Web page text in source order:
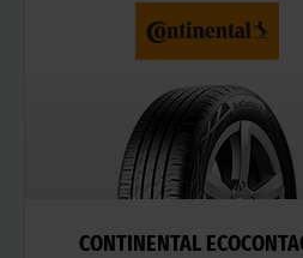
CONTINENTAL